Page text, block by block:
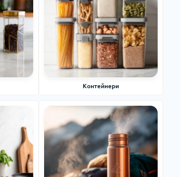
Контейнери